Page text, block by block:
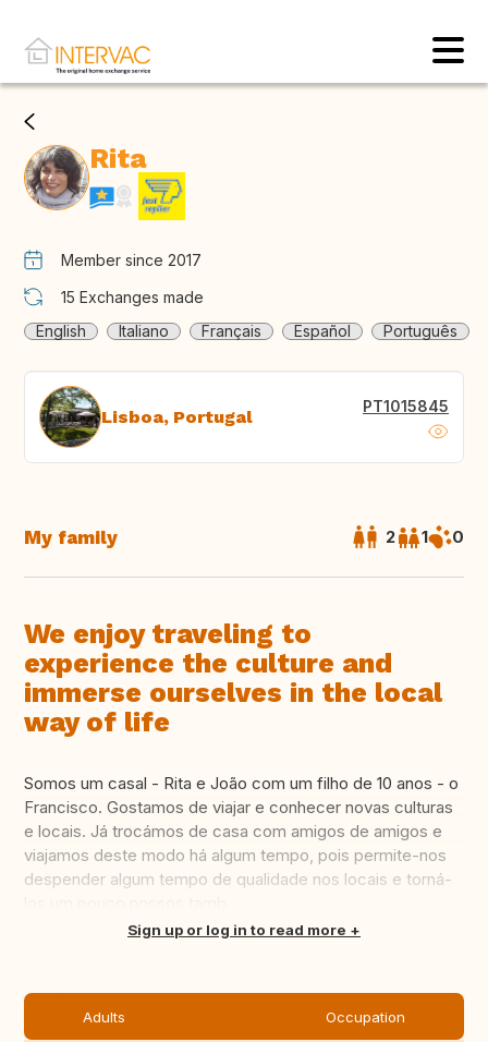
Rita
Member since 2017
15 Exchanges made
English
Italiano Français Español Português
Lisboa, Portugal PT1015845
My family 2 1 0
We enjoy traveling to
experience the culture and
immerse ourselves in the local
way of life
Somos um casal - Rita e João com um filho de 10 anos - o
Francisco. Gostamos de viajar e conhecer novas culturas
e locais. Já trocámos de casa com amigos de amigos e
viajamos deste modo há algum tempo, pois permite-nos
despender algum tempo de qualidade nos locais e torná-
Translate thisSign up or log in to read more
Adults Occupation